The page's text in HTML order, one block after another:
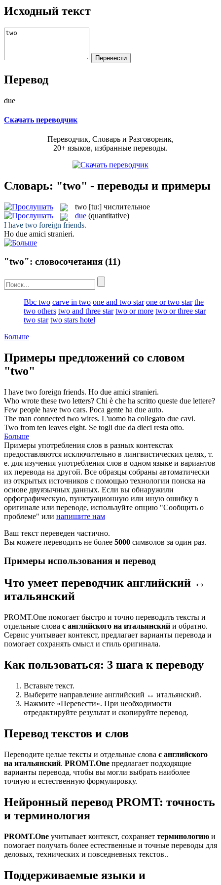
Исходный текст
Перевод
due
Скачать переводчик
Переводчик, Словарь и Разговорник,
20+ языков, избранные переводы.
Словарь: "two" - переводы и примеры
two [tu:] числительное
due (quantitative)
I have two foreign friends.
Ho due amici stranieri.
"two": словосочетания (11)
Bbc two carve in two one and two star one or two star the
two others two and three star two or more two or three star
two star two stars hotel
Больше
Примеры предложений со словом
"two"
I have two foreign friends. Ho due amici stranieri.
Who wrote these two letters? Chi è che ha scritto queste due lettere?
Few people have two cars. Poca gente ha due auto.
The man connected two wires. L'uomo ha collegato due cavi.
Two from ten leaves eight. Se togli due da dieci resta otto.
Больше
Примеры употребления слов в разных контекстах
предоставляются исключительно в лингвистических целях, т.
е. для изучения употребления слов в одном языке и вариантов
их перевода на другой. Все образцы собраны автоматически
из открытых источников с помощью технологии поиска на
основе двуязычных данных. Если вы обнаружили
орфографическую, пунктуационную или иную ошибку в
оригинале или переводе, используйте опцию "Сообщить о
проблеме" или напишите нам
Ваш текст переведен частично.
Вы можете переводить не более 5000 символов за один раз.
Примеры использования и перевод
Что умеет переводчик английский ↔
итальянский
PROMT.One помогает быстро и точно переводить тексты и
отдельные слова с английского на итальянский и обратно.
Сервис учитывает контекст, предлагает варианты перевода и
помогает сохранять смысл и стиль оригинала.
Как пользоваться: 3 шага к переводу
Вставьте текст.
Выберите направление английский ↔ итальянский.
Нажмите «Перевести». При необходимости
отредактируйте результат и скопируйте перевод.
Перевод текстов и слов
Переводите целые тексты и отдельные слова с английского
на итальянский. PROMT.One предлагает подходящие
варианты перевода, чтобы вы могли выбрать наиболее
точную и естественную формулировку.
Нейронный перевод PROMT: точность
и терминология
PROMT.One учитывает контекст, сохраняет терминологию и
помогает получать более естественные и точные переводы для
деловых, технических и повседневных текстов..
Поддерживаемые языки и